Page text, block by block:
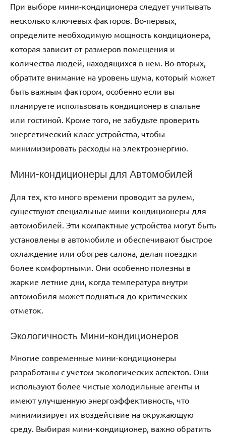
При выборе мини-кондиционера следует учитывать
несколько ключевых факторов. Во-первых,
определите необходимую мощность кондиционера,
которая зависит от размеров помещения и
количества людей, находящихся в нем. Во-вторых,
обратите внимание на уровень шума, который может
быть важным фактором, особенно если вы
планируете использовать кондиционер в спальне
или гостиной. Кроме того, не забудьте проверить
энергетический класс устройства, чтобы
минимизировать расходы на электроэнергию.
Мини-кондиционеры для Автомобилей
Для тех, кто много времени проводит за рулем,
существуют специальные мини-кондиционеры для
автомобилей. Эти компактные устройства могут быть
установлены в автомобиле и обеспечивают быстрое
охлаждение или обогрев салона, делая поездки
более комфортными. Они особенно полезны в
жаркие летние дни, когда температура внутри
автомобиля может подняться до критических
отметок.
Экологичность Мини-кондиционеров
Многие современные мини-кондиционеры
разработаны с учетом экологических аспектов. Они
используют более чистые холодильные агенты и
имеют улучшенную энергоэффективность, что
минимизирует их воздействие на окружающую
среду. Выбирая мини-кондиционер, важно обратить